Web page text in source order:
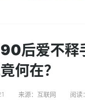
后爱不释
何在？
来源：互联网 阅读